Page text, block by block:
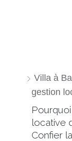
Villa à
gestion
locative
Confier